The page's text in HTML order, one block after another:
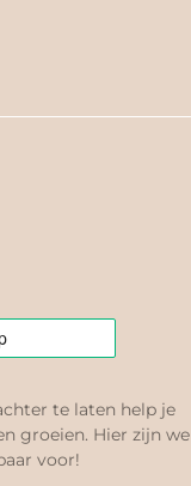
te laten help je
groeien. Hier zijn we
voor!